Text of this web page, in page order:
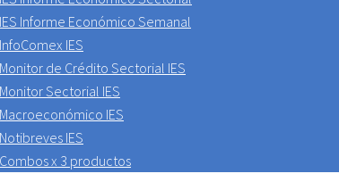
IES Informe Económico Semanal
InfoComex IES
Monitor de Crédito Sectorial IES
Monitor Sectorial IES
Macroeconómico IES
Notibreves IES
Combos x 3 productos